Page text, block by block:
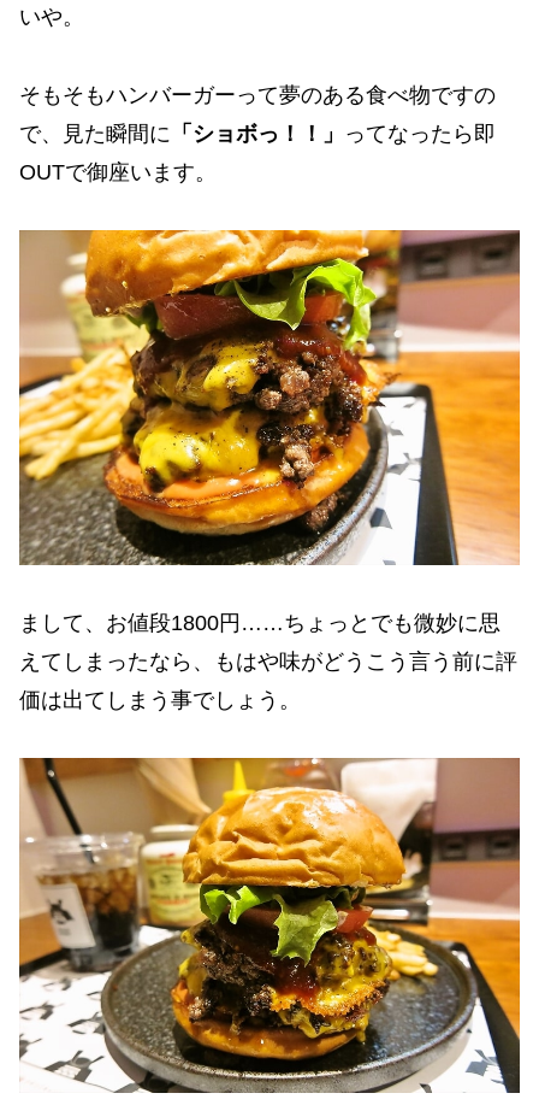
いや。
そもそもハンバーガーって夢のある食べ物ですの
で、見た瞬間に 「ショボっ！！」 ってなったら即
OUTで御座います。
まして、お値段1800円……ちょっとでも微妙に思
えてしまったなら、もはや味がどうこう言う前に評
価は出てしまう事でしょう。